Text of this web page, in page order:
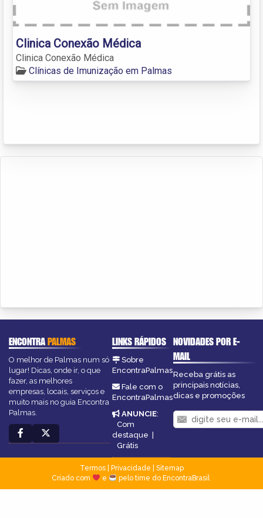
Clinica Conexão Médica
Clinica Conexão Médica
Clínicas de Imunização em Palmas
ENCONTRAPALMAS
O melhor de Palmas num só
lugar! Dicas, onde ir, o que
fazer, as melhores
empresas, locais, serviços e
muito mais no guia Encontra
Palmas.
LINKS RÁPIDOS
Sobre
EncontraPalmas
Fale com o
EncontraPalmas
ANUNCIE:
Com
destaque |
Grátis
NOVIDADES POR E-
MAIL
Receba grátis as
principais notícias,
dicas e promoções
Termos| Privacidade
Sitemap
Criado com
e pelo time do EncontraBrasil